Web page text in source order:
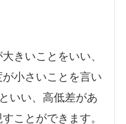
きいことをいい、
小さいことを言い
いい、高低差があ
ことができます。